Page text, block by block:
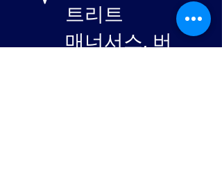
트리트
매너서스, 버